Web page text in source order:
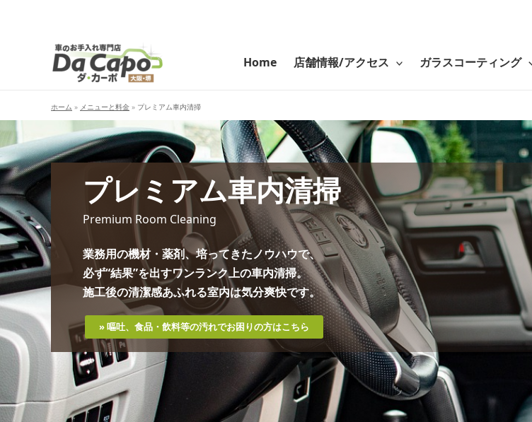
Home 店舗情報/アクセス ガラスコーティング
ホーム » メニューと料金 » プレミアム車内清掃
プレミアム車内清掃
Premium Room Cleaning
業務用の機材・薬剤、培ってきたノウハウで、
必ず“結果”を出すワンランク上の車内清掃。
施工後の清潔感あふれる室内は気分爽快です。
» 嘔吐、食品・飲料等の汚れでお困りの方はこちら